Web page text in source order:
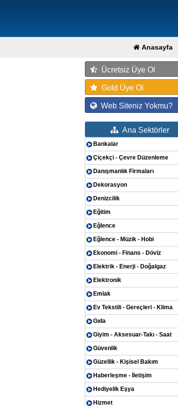
Anasayfa
Ücretsiz Üye Ol
Gold Üye Ol
Web Siteniz Yokmu?
Ana Sektörler
Bankalar
Çiçekçi - Çevre Düzenleme
Danışmanlık Firmaları
Dekorasyon
Denizcilik
Eğitim
Eğlence
Eğlence - Müzik - Hobi
Ekonomi - Finans - Döviz
Elektrik - Enerji - Doğalgaz
Elektronik
Emlak
Ev Tekstili - Gereçleri - Klima
Gıda
Giyim - Aksesuar-Takı - Saat
Güvenlik
Güzellik - Kişisel Bakım
Haberleşme - İletişim
Hediyelik Eşya
Hizmet